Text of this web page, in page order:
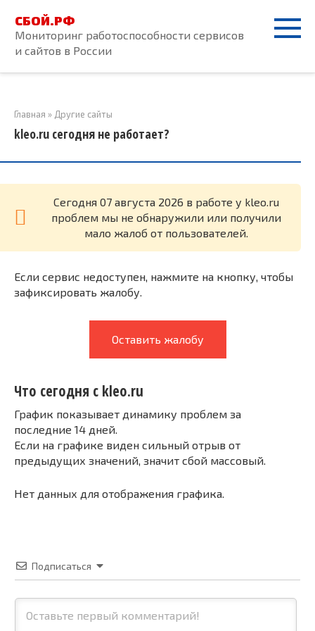
контенту
СБОЙ.РФ
Мониторинг работоспособности сервисов
и сайтов в России
Главная » Другие сайты
kleo.ru сегодня не работает?
Cегодня 07 августа 2026 в работе у kleo.ru
проблем мы не обнаружили или получили
мало жалоб от пользователей.
Если сервис недоступен, нажмите на кнопку, чтобы
зафиксировать жалобу.
Оставить жалобу
Что сегодня с kleo.ru
График показывает динамику проблем за
последние 14 дней.
Если на графике виден сильный отрыв от
предыдущих значений, значит сбой массовый.
Нет данных для отображения графика.
Подписаться